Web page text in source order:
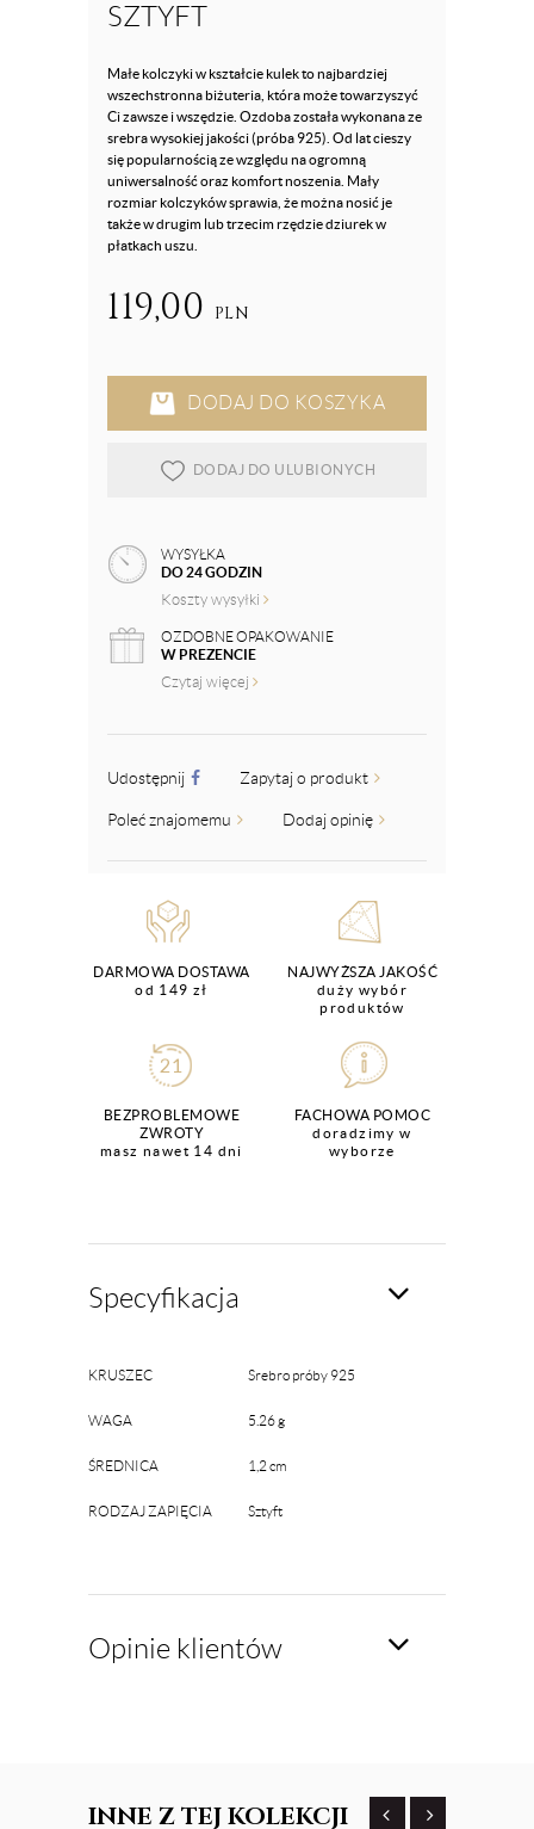
SZTYFT
Małe kolczyki w kształcie kulek to najbardziej
wszechstronna biżuteria, która może towarzyszyć
Ci zawsze i wszędzie. Ozdoba została wykonana ze
srebra wysokiej jakości (próba 925). Od lat cieszy
się popularnością ze względu na ogromną
uniwersalność oraz komfort noszenia. Mały
rozmiar kolczyków sprawia, że można nosić je
także w drugim lub trzecim rzędzie dziurek w
płatkach uszu.
119,00 PLN
DODAJ DO KOSZYKA
DODAJ DO ULUBIONYCH
WYSYŁKA
DO 24 GODZIN
Koszty wysyłki
OZDOBNE OPAKOWANIE
W PREZENCIE
Czytaj więcej
Udostępnij Zapytaj o produkt
Poleć znajomemu Dodaj opinię
DARMOWA DOSTAWA
od 149 zł
NAJWYŻSZA JAKOŚĆ
duży wybór
produktów
BEZPROBLEMOWE
ZWROTY
masz nawet 14 dni
FACHOWA POMOC
doradzimy w
wyborze
Specyfikacja
KRUSZEC Srebro próby 925
WAGA 5.26 g
ŚREDNICA 1,2 cm
RODZAJ ZAPIĘCIA Sztyft
Opinie klientów
INNE Z TEJ KOLEKCJI